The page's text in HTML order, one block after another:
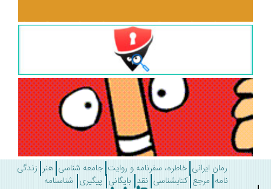
رمان ایرانی خاطره، سفرنامه و روایت جامعه شناسی هنر زندگی
مرجع کتابشناسی نقد بایگانی پیگیری شناسنامه